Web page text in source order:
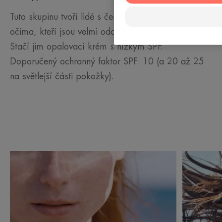
Tuto skupinu tvoří lidé s černou pletí a tmavýma
očima, kteří jsou velmi odolní vůči expozici slunci.
Stačí jim opalovací krém s nízkým SPF.
Doporučený ochranný faktor SPF: 10 (a 20 až 25
na světlejší části pokožky).